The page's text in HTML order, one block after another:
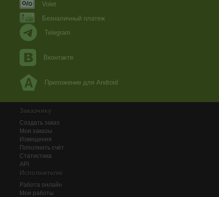
Volet
Безналичный платеж
Telegram
Вконтакте
Приложение для Android
Заказчику
Создать заказ
Мои заказы
Извещения
Пополнить счёт
Статистика
API
Исполнителю
Работа онлайн
Мои работы